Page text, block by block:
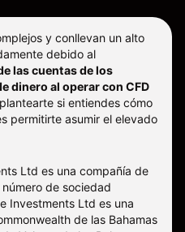
y conllevan un alto
debido al
las cuentas de los
dinero al operar con CFD
si entiendes cómo
permitirte asumir el elevado
Ltd es una compañía de
de sociedad
Investments Ltd es una
de las Bahamas